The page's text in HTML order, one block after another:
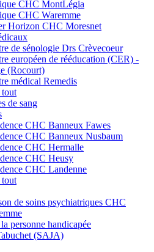
CHC MontLégia
CHC Waremme
Horizon CHC Moresnet
de sénologie Drs Crèvecoeur
européen de rééducation (CER) -
(Rocourt)
médical Remedis
de sang
CHC Banneux Fawes
CHC Banneux Nusbaum
CHC Hermalle
CHC Heusy
CHC Landenne
de soins psychiatriques CHC
personne handicapée
(SAJA)